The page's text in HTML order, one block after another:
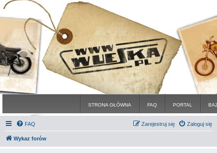
STRONA GŁÓWNA FAQ PORTAL
FAQ Zaloguj się
Zarejestruj się
Wykaz forów